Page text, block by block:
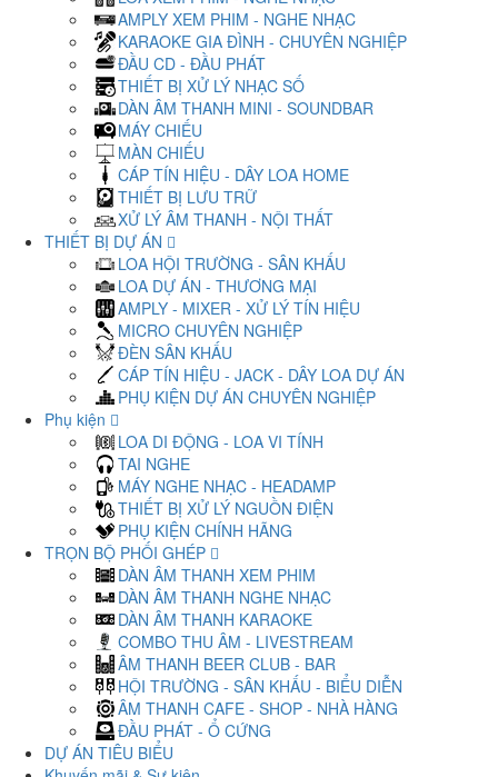
AMPLY XEM PHIM - NGHE NHẠC
KARAOKE GIA ĐÌNH - CHUYÊN NGHIỆP
ĐẦU CD - ĐẦU PHÁT
THIẾT BỊ XỬ LÝ NHẠC SỐ
DÀN ÂM THANH MINI - SOUNDBAR
MÁY CHIẾU
MÀN CHIẾU
CÁP TÍN HIỆU - DÂY LOA HOME
THIẾT BỊ LƯU TRỮ
XỬ LÝ ÂM THANH - NỘI THẤT
THIẾT BỊ DỰ ÁN
LOA HỘI TRƯỜNG - SÂN KHẤU
LOA DỰ ÁN - THƯƠNG MẠI
AMPLY - MIXER - XỬ LÝ TÍN HIỆU
MICRO CHUYÊN NGHIỆP
ĐÈN SÂN KHẤU
CÁP TÍN HIỆU - JACK - DÂY LOA DỰ ÁN
PHỤ KIỆN DỰ ÁN CHUYÊN NGHIỆP
Phụ kiện
LOA DI ĐỘNG - LOA VI TÍNH
TAI NGHE
MÁY NGHE NHẠC - HEADAMP
THIẾT BỊ XỬ LÝ NGUỒN ĐIỆN
PHỤ KIỆN CHÍNH HÃNG
TRỌN BỘ PHỐI GHÉP
DÀN ÂM THANH XEM PHIM
DÀN ÂM THANH NGHE NHẠC
DÀN ÂM THANH KARAOKE
COMBO THU ÂM - LIVESTREAM
ÂM THANH BEER CLUB - BAR
HỘI TRƯỜNG - SÂN KHẤU - BIỂU DIỄN
ÂM THANH CAFE - SHOP - NHÀ HÀNG
ĐẦU PHÁT - Ổ CỨNG
DỰ ÁN TIÊU BIỂU